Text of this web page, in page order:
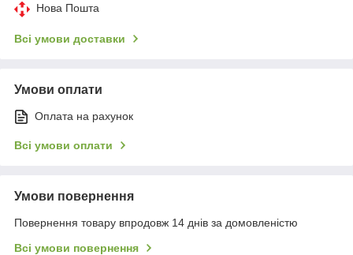
Нова Пошта
Всі умови доставки
Умови оплати
Оплата на рахунок
Всі умови оплати
Умови повернення
Повернення товару впродовж 14 днів за домовленістю
Всі умови повернення